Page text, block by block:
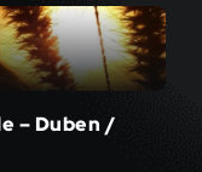
– Duben /